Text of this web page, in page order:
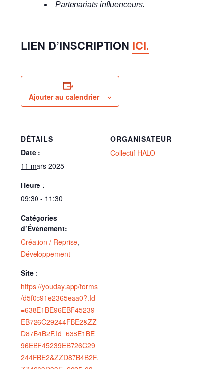
Partenariats influenceurs.
LIEN D’INSCRIPTION ICI.
Ajouter au calendrier
DÉTAILS
Date :
11 mars 2025
Heure :
09:30 - 11:30
Catégories
d’Évènement:
Création / Reprise,
Développement
Site :
https://youday.app/forms
/d5f0c91e2365eaa0?.Id
=638E1BE96EBF45239
EB726C29244FBE2&ZZ
D87B4B2F.Id=638E1BE
96EBF45239EB726C29
244FBE2&ZZD87B4B2F.
ORGANISATEUR
Collectif HALO